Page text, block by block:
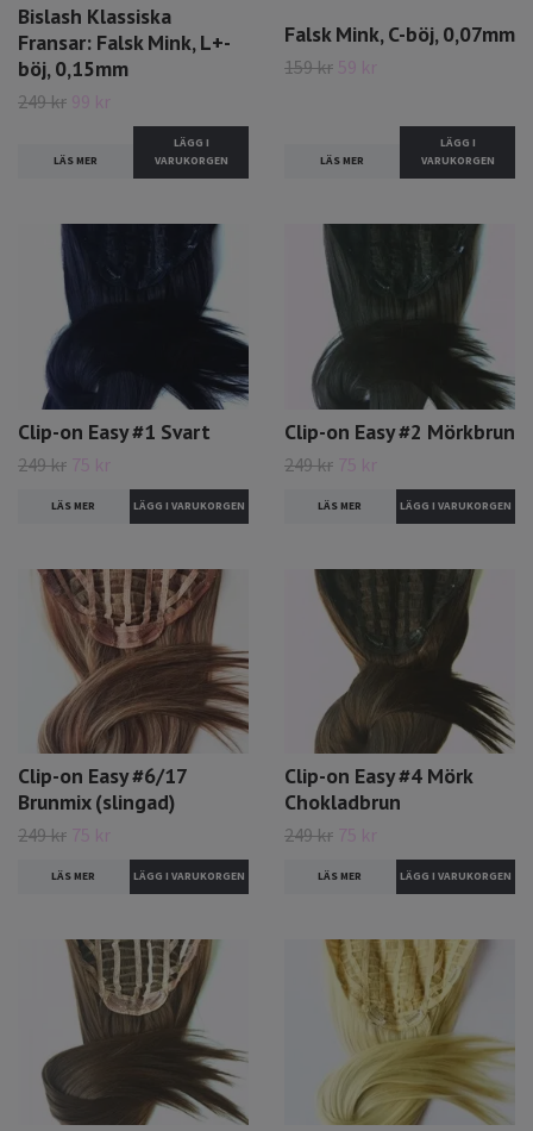
Bislash Klassiska
Fransar: Falsk Mink, L+-
böj, 0,15mm
249 kr 99 kr
LÄS MER
LÄGG I
VARUKORGEN
Falsk Mink, C-böj, 0,07mm
159 kr 59 kr
LÄS MER
LÄGG I
VARUKORGEN
Clip-on Easy #1 Svart
249 kr 75 kr
LÄS MER
Clip-on Easy #2 Mörkbrun
249 kr 75 kr
LÄS MER
Clip-on Easy #6/17
Brunmix (slingad)
249 kr 75 kr
LÄS MER
Clip-on Easy #4 Mörk
Chokladbrun
249 kr 75 kr
LÄS MER